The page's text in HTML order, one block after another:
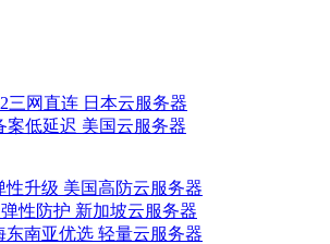
三网直连 日本云服务器
案低延迟 美国云服务器
性升级 美国高防云服务器
性防护 新加坡云服务器
东南亚优选 轻量云服务器